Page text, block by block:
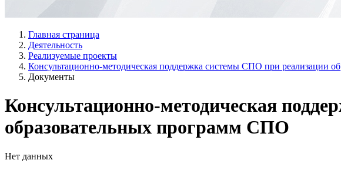
Главная страница
Деятельность
Реализуемые проекты
Консультационно-методическая поддержка системы СПО при реализации
Документы
Консультационно-методическая
образовательных программ СПО
Нет данных